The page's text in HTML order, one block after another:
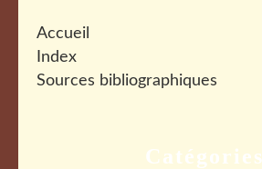
Catégories
Accueil
Index
Sources bibliographiques